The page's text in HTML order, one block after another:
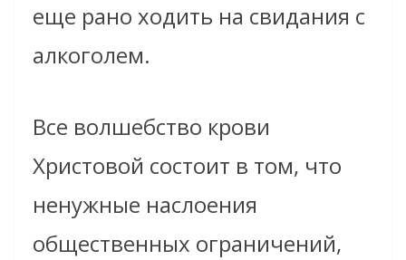
еще рано ходить на свидания с
алкоголем.
Все волшебство крови
Христовой состоит в том, что
ненужные наслоения
общественных ограничений,